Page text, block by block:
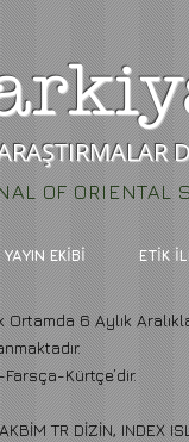
OF ORIENTAL
YAYIN EKİBİ ETİK
6 Aylık
Kürtçe’dir.
TR DİZİN, INDEX